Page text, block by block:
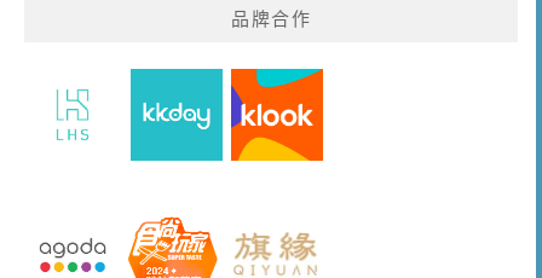
品牌合作